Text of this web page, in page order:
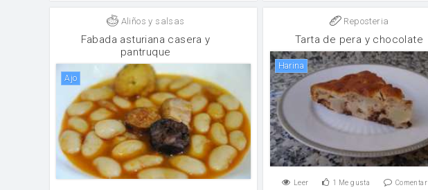
Aliños y salsas
Fabada asturiana casera y
pantruque
ajo
Reposteria
Tarta de pera y chocolate
harina
Leer 1 Me gusta Comentar